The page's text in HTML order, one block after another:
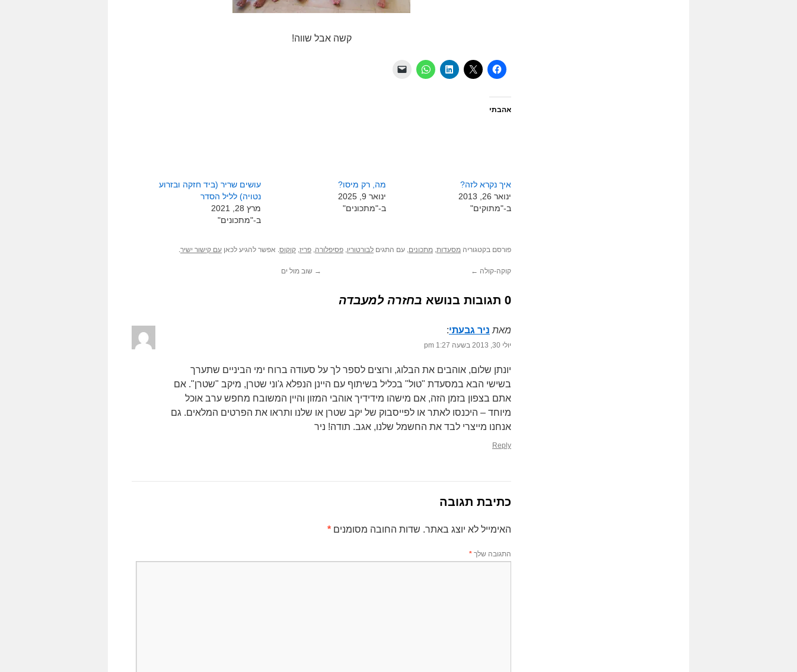
קשה אבל שווה!
אהבתי
איך נקרא לזה?
ינואר 26, 2013
ב-"מתוקים"
מה, רק מיסו?
ינואר 9, 2025
ב-"מתכונים"
עושים שריר (ביד חזקה ובזרוע
נטויה) לליל הסדר
מרץ 28, 2021
ב-"מתכונים"
פורסם בקטגוריה מסעדות, מתכונים, עם התגים לבורטוריו, פסיפלורה, פריז, קוקוס. אפשר להגיע לכאן עם קישור ישיר.
→ שוב מול ים קוקה-קולה ←
0 תגובות בנושא בחזרה למעבדה
מאת ניר גבעתי‏:
יולי 30, 2013 בשעה 1:27 pm
יונתן שלום, אוהבים את הבלוג, ורוצים לספר לך על סעודה ברוח ימי הביניים שתערך
בשישי הבא במסעדת "טול" בכליל בשיתוף עם היינן הנפלא ג'וני שטרן, מיקב "שטרן". אם
אתם בצפון בזמן הזה, אם מישהו מידידיך אוהבי המזון והיין המשובח מחפש ערב אוכל
מיוחד – היכנסו לאתר או לפייסבוק של יקב שטרן או שלנו ותראו את הפרטים המלאים. גם
אנחנו מייצרי לבד את החשמל שלנו, אגב. תודה! ניר
Reply
כתיבת תגובה
האימייל לא יוצג באתר. שדות החובה מסומנים *
התגובה שלך *